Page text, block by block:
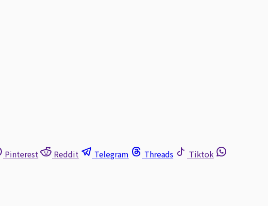
Pinterest Reddit Telegram Threads
Tiktok